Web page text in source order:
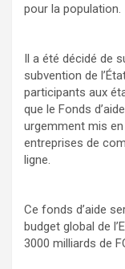
pour la population.
Il a été décidé de
subvention de
participants aux
que le Fonds
urgemment mis en
entreprises de
ligne.
Ce fonds d’aide
budget global de
3000 milliards de